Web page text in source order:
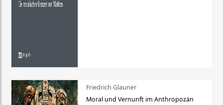
Friedrich Glauner
Moral und Vernunft im Anthropozän